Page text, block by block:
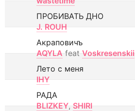
ПРОБИВАТЬ ДНО
J. ROUH
Акраповичъ
AQYLA feat Voskresenskii
Лето с меня
IHY
РАДА
BLIZKEY, SHIRI